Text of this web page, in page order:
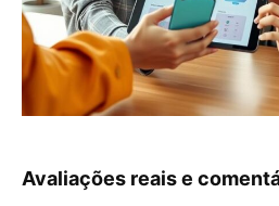
Avaliações reais e